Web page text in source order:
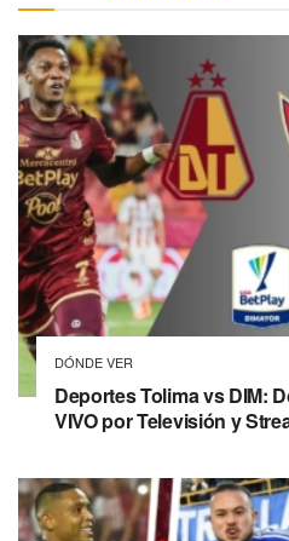
DÓNDE VER
Deportes Tolima vs DIM:
VIVO por Televisión y